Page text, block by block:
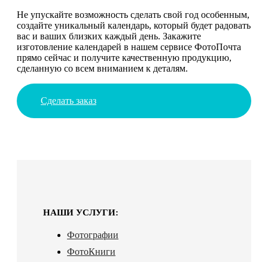
Не упускайте возможность сделать свой год особенным,
создайте уникальный календарь, который будет радовать
вас и ваших близких каждый день. Закажите
изготовление календарей в нашем сервисе ФотоПочта
прямо сейчас и получите качественную продукцию,
сделанную со всем вниманием к деталям.
Сделать заказ
НАШИ УСЛУГИ:
Фотографии
ФотоКниги